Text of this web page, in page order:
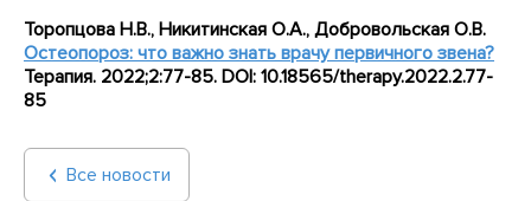
Торопцова Н.В., Никитинская О.А., Добровольская О.В.
Остеопороз: что важно знать врачу первичного звена?
Терапия. 2022;2:77-85. DOI: 10.18565/therapy.2022.2.77-
85
Все новости